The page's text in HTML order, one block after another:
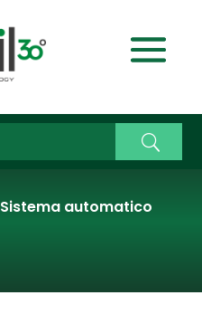
Sistema automatico